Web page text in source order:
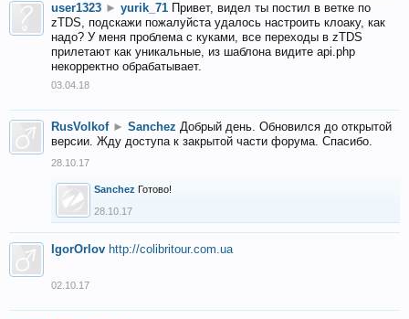
user1323 ► yurik_71 Привет, видел ты постил в ветке по
zTDS, подскажи пожалуйста удалось настроить клоаку, как
надо? У меня проблема с куками, все переходы в zTDS
прилетают как уникальные, из шаблона видите api.php
некорректно обрабатывает.
03.04.18
RusVolkof ► Sanchez Добрый день. Обновился до открытой
версии. Жду доступа к закрытой части форума. Спасибо.
28.10.17
Sanchez Готово!
28.10.17
IgorOrlov http://colibritour.com.ua
02.10.17